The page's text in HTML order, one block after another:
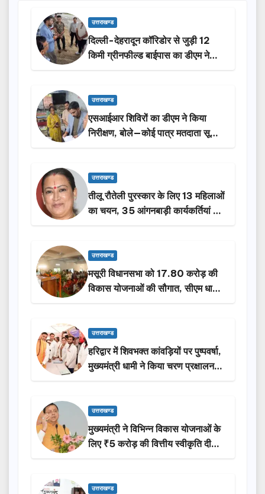
उत्तराखण्ड
दिल्ली-देहरादून कॉरिडोर से जुड़ी 12
किमी ग्रीनफील्ड बाईपास का डीएम ने
किया निरीक्षण…
उत्तराखण्ड
एसआईआर शिविरों का डीएम ने किया
निरीक्षण, बोले—कोई पात्र मतदाता सूची
से न छूटे…
उत्तराखण्ड
तीलू रौतेली पुरस्कार के लिए 13 महिलाओं
का चयन, 35 आंगनबाड़ी कार्यकर्तियां भी
होंगी सम्मानित…
उत्तराखण्ड
मसूरी विधानसभा को 17.80 करोड़ की
विकास योजनाओं की सौगात, सीएम धामी
ने किया लोकार्पण-शिलान्यास.
उत्तराखण्ड
हरिद्वार में शिवभक्त कांवड़ियों पर पुष्पवर्षा,
मुख्यमंत्री धामी ने किया चरण प्रक्षालन…
उत्तराखण्ड
मुख्यमंत्री ने विभिन्न विकास योजनाओं के
लिए ₹5 करोड़ की वित्तीय स्वीकृति दी…
उत्तराखण्ड